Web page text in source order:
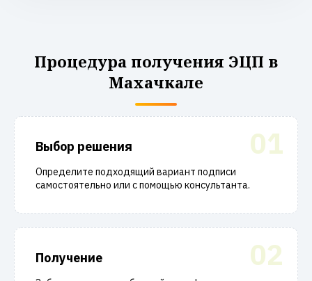
Процедура получения ЭЦП в
Махачкале
01
Выбор решения
Определите подходящий вариант подписи
самостоятельно или с помощью консультанта.
02
Получение